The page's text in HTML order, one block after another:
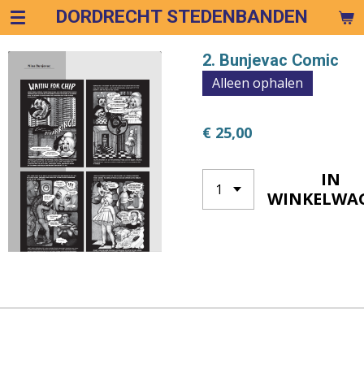
Ga
direct
naar
hoofdinhoud
DORDRECHT STEDENBANDEN
2. Bunjevac Comic
Alleen ophalen
€ 25,00
IN